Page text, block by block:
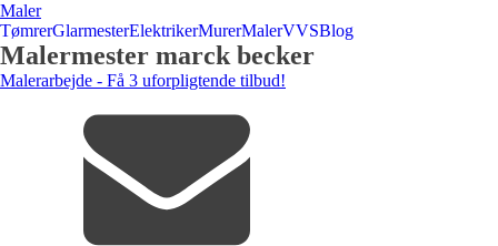
Maler
TømrerGlarmesterElektrikerMurerMalerVVSBlog
Malermester marck becker
Malerarbejde - Få 3 uforpligtende tilbud!